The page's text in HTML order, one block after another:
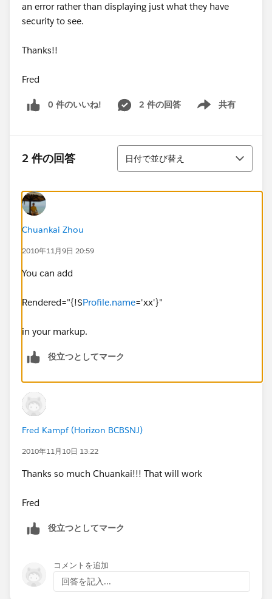
an error rather than displaying just what they have
security to see.
Thanks!!
Fred
0 件のいいね! 2 件の回答 共有
Show menu
2 件の回答
並び替え
日付で並び替え
Chuankai Zhou
2010年11月9日 20:59
You can add
Rendered="{!$Profile.name='xx'}"
in your markup.
役立つとしてマーク
Fred Kampf (Horizon BCBSNJ)
2010年11月10日 13:22
Thanks so much Chuankai!!! That will work
Fred
役立つとしてマーク
コメントを追加
回答を記入...